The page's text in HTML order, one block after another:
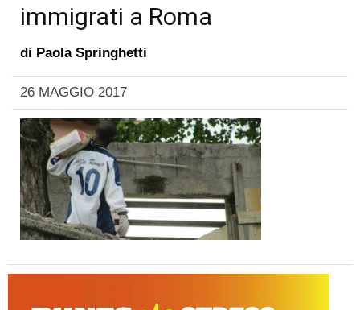
immigrati a Roma
di Paola Springhetti
26 MAGGIO 2017